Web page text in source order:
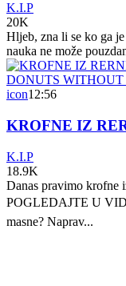
K.I.P
20K
Hljeb, zna li se ko ga
nauka ne može
icon12:56
KROFNE IZ
K.I.P
18.9K
Danas pravimo krofne
POGLEDAJTE U
masne? Naprav...